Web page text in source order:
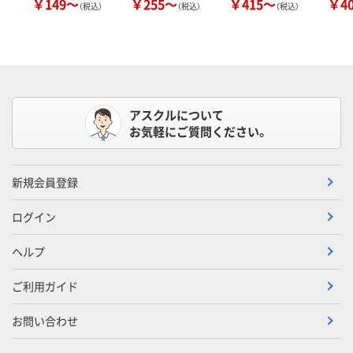
（税込） （税込） （税込）
アスクルについて
お気軽にご質問ください。
新規会員登録
ログイン
ヘルプ
ご利用ガイド
お問い合わせ